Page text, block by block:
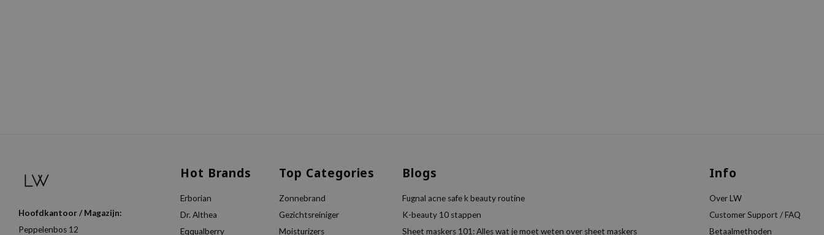
Hoofdkantoor / Magazijn:
Peppelenbos 12
Hot Brands
Erborian
Dr. Althea
Eqqualberry
Top Categories
Zonnebrand
Gezichtsreiniger
Moisturizers
Blogs
Fugnal acne safe k beauty routine
K-beauty 10 stappen
Sheet maskers 101: Alles wat je moet weten over sheet maskers
Info
Over LW
Customer Support / FAQ
Betaalmethoden